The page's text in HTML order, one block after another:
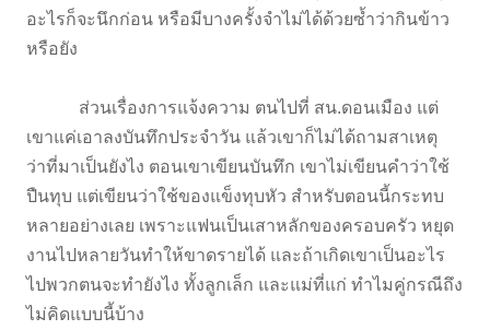
อะไรก็จะนึกก่อน หรือมีบางครั้งจำไม่ได้ด้วยซ้ำว่ากินข้าว
หรือยัง
ส่วนเรื่องการแจ้งความ ตนไปที่ สน.ดอนเมือง แต่
เขาแค่เอาลงบันทึกประจำวัน แล้วเขาก็ไม่ได้ถามสาเหตุ
ว่าที่มาเป็นยังไง ตอนเขาเขียนบันทึก เขาไม่เขียนคำว่าใช้
ปืนทุบ แต่เขียนว่าใช้ของแข็งทุบหัว สำหรับตอนนี้กระทบ
หลายอย่างเลย เพราะแฟนเป็นเสาหลักของครอบครัว หยุด
งานไปหลายวันทำให้ขาดรายได้ และถ้าเกิดเขาเป็นอะไร
ไปพวกตนจะทำยังไง ทั้งลูกเล็ก และแม่ที่แก่ ทำไมคู่กรณีถึง
ไม่คิดแบบนี้บ้าง